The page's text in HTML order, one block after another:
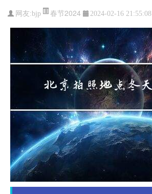
网友:bjp 春节2024 2024-02-16 21:55:08